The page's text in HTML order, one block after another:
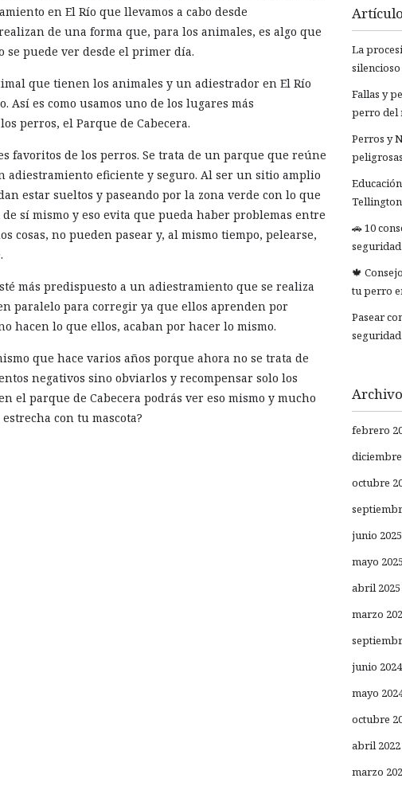
en El Río que llevamos a cabo desde
de una forma que, para los animales, es algo que
puede ver desde el primer día.
que tienen los animales y un adiestrador en El Río
Así es como usamos uno de los lugares más
perros, el Parque de Cabecera.
favoritos de los perros. Se trata de un parque que reúne
adiestramiento eficiente y seguro. Al ser un sitio amplio
estar sueltos y paseando por la zona verde con lo que
sí mismo y eso evita que pueda haber problemas entre
cosas, no pueden pasear y, al mismo tiempo, pelearse,
más predispuesto a un adiestramiento que se realiza
paralelo para corregir ya que ellos aprenden por
hacen lo que ellos, acaban por hacer lo mismo.
que hace varios años porque ahora no se trata de
negativos sino obviarlos y recompensar solo los
el parque de Cabecera podrás ver eso mismo y mucho
con tu mascota?
La
Fallas y
perro del
Perros y
🚗 10
🍁
tu perro
Pasear
Archivo
febrero
diciembre
octubre
junio 2025
mayo 2025
abril 2025
marzo
junio 2024
mayo
octubre
abril 2022
marzo